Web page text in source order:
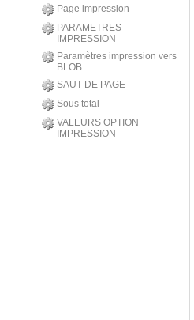
Page impression
PARAMETRES
IMPRESSION
Paramètres impression vers
BLOB
SAUT DE PAGE
Sous total
VALEURS OPTION
IMPRESSION